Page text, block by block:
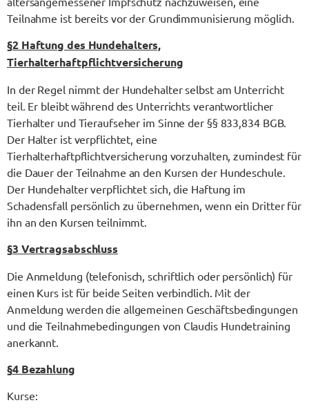
Teilnahme ist bereits vor der Grundimmunisierung möglich.
§2 Haftung des Hundehalters,
Tierhalterhaftpflichtversicherung
In der Regel nimmt der Hundehalter selbst am Unterricht
teil. Er bleibt während des Unterrichts verantwortlicher
Tierhalter und Tieraufseher im Sinne der §§ 833,834 BGB.
Der Halter ist verpflichtet, eine
Tierhalterhaftpflichtversicherung vorzuhalten, zumindest für
die Dauer der Teilnahme an den Kursen der Hundeschule.
Der Hundehalter verpflichtet sich, die Haftung im
Schadensfall persönlich zu übernehmen, wenn ein Dritter für
ihn an den Kursen teilnimmt.
§3 Vertragsabschluss
Die Anmeldung (telefonisch, schriftlich oder persönlich) für
einen Kurs ist für beide Seiten verbindlich. Mit der
Anmeldung werden die allgemeinen Geschäftsbedingungen
und die Teilnahmebedingungen von Claudis Hundetraining
anerkannt.
§4 Bezahlung
Kurse: